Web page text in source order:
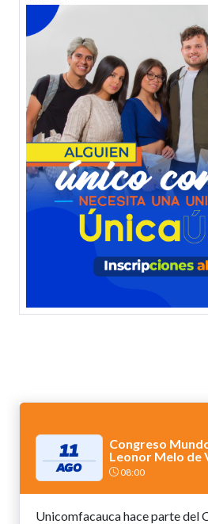
11
AGO
Congreso
Leonor Melo de
08:00
Unicomfacauca hace parte del